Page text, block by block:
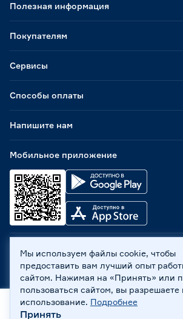
Способы оплаты
Мобильное приложение
Полезная информация
Покупателям
Сервисы
Напишите нам
ООО «Бауцентр Рус» 2004 -2026,
ул. А.Невского, 205. ИНН 7702596813,
Все права защищены
Политика обработки персональных
Правовая информация
Мы используем файлы cookie, чтобы
предоставить вам лучший опыт
сайтом. Нажимая на «Принять» или
пользоваться сайтом, вы разрешаете
использование. Подробнее
Принять